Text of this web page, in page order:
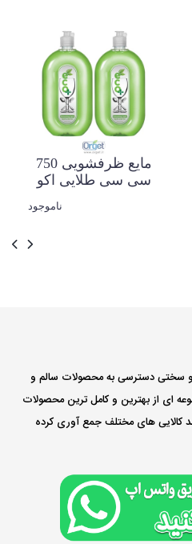
مایع ظرفشویی 750
سی سی طلایی اکو
ناموجود
سختی دسترسی به محصولات سالم و
ای از بهترین و کامل ترین محصولات
کالایی های مختلف جمع آوری کرده